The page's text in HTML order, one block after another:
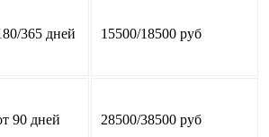
365 дней 15500/18500 руб
90 дней 28500/38500 руб